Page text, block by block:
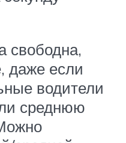
свободна,
даже если
водители
среднюю